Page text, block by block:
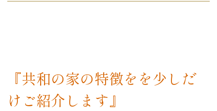
『共和の家の特徴をを少しだ
けご紹介します』